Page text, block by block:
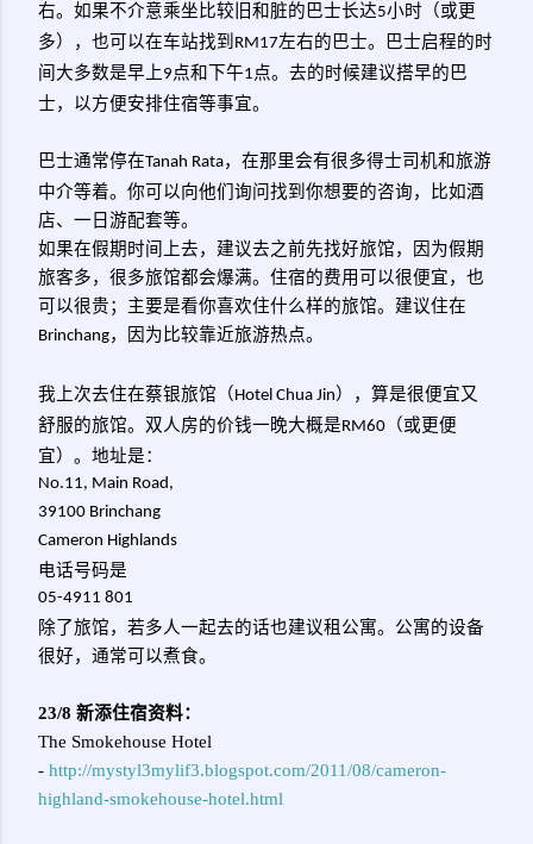
右。如果不介意乘坐比较旧和脏的巴士长达5小时（或更
多），也可以在车站找到 RM17左右的巴士。巴士启程的时
间大多数是早上 9 点和下午1 点。去的时候建议搭早的巴
士，以方便安排住宿等事宜。
巴士通常停在Tanah Rata，在那里会有很多得士司机和旅游
中介等着。你可以向他们询问找到你想要的咨询，比如酒
店、一日游配套等。
如果在假期时间上去，建议去之前先找好旅馆，因为假期
旅客多，很多旅馆都会爆满。住宿的费用可以很便宜，也
可以很贵；主要是看你喜欢住什么样的旅馆。建议住在
Brinchang，因为比较靠近旅游热点。
我上次去住在蔡银旅馆（ Hotel Chua Jin ），算是很便宜又
舒服的旅馆。双人房的价钱一晚大概是RM60 （或更便
宜）。地址是：
No.11, Main Road,
39100 Brinchang
Cameron Highlands
电话号码是
05-4911 801
除了旅馆，若多人一起去的话也建议租公寓。公寓的设备
很好，通常可以煮食。
23/8 新添住宿资料：
The Smokehouse Hotel
- http://mystyl3mylif3.blogspot.com/2011/08/cameron-
highland-smokehouse-hotel.html